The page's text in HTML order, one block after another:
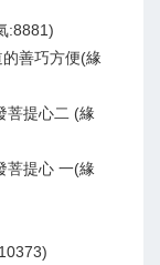
:8881)
善巧方便(緣
菩提心二 (緣
菩提心 一(緣